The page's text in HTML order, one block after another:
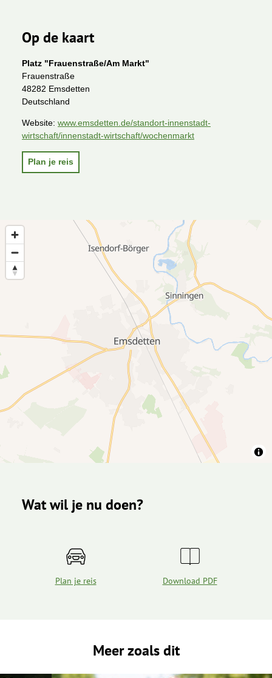
Op de kaart
Platz "Frauenstraße/Am Markt"
Frauenstraße
48282 Emsdetten
Deutschland
Website: www.emsdetten.de/standort-innenstadt-
wirtschaft/innenstadt-wirtschaft/wochenmarkt
Plan je reis
Wat wil je nu doen?
Plan je reis Download PDF
Meer zoals dit